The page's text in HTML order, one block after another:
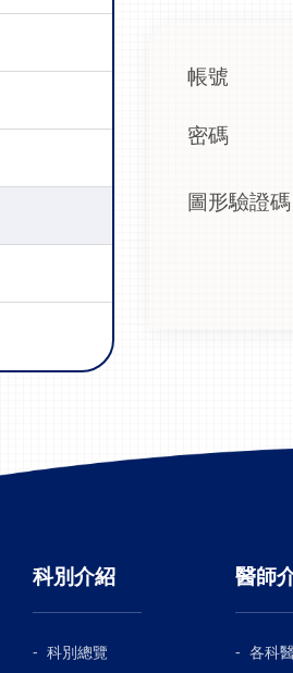
帳號
密碼
圖形驗證碼
科別介紹
科別總覽
醫師
各科